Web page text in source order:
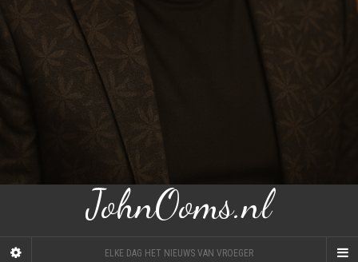
JohnOoms.nl
ELKE DAG HET NIEUWS VAN VROEGER